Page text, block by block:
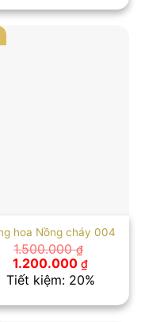
800.000
hoa Nồng cháy 004
1.500.000₫
Giá
gốc
là:
1.200.000 ₫Giá
hiện
tại
Tiết kiệm: 20%